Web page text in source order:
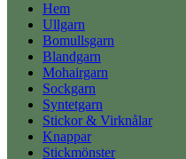
Hem
Ullgarn
Bomullsgarn
Blandgarn
Mohairgarn
Sockgarn
Syntetgarn
Stickor & Virknålar
Knappar
Stickmönster